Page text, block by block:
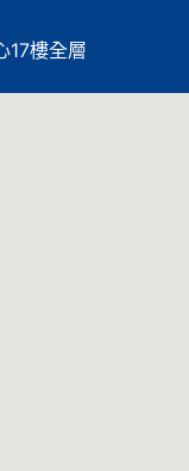
17樓全層